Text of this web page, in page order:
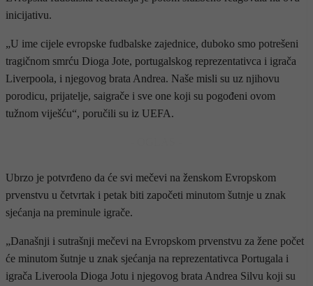
inicijativu.
„U ime cijele evropske fudbalske zajednice, duboko smo potrešeni
tragičnom smrću Dioga Jote, portugalskog reprezentativca i igrača
Liverpoola, i njegovog brata Andrea. Naše misli su uz njihovu
porodicu, prijatelje, saigrače i sve one koji su pogođeni ovom
tužnom viješću“, poručili su iz UEFA.
Ubrzo je potvrđeno da će svi mečevi na ženskom Evropskom
prvenstvu u četvrtak i petak biti započeti minutom šutnje u znak
sjećanja na preminule igrače.
„Današnji i sutrašnji mečevi na Evropskom prvenstvu za žene počet
će minutom šutnje u znak sjećanja na reprezentativca Portugala i
igrača Liveroola Dioga Jotu i njegovog brata Andrea Silvu koji su